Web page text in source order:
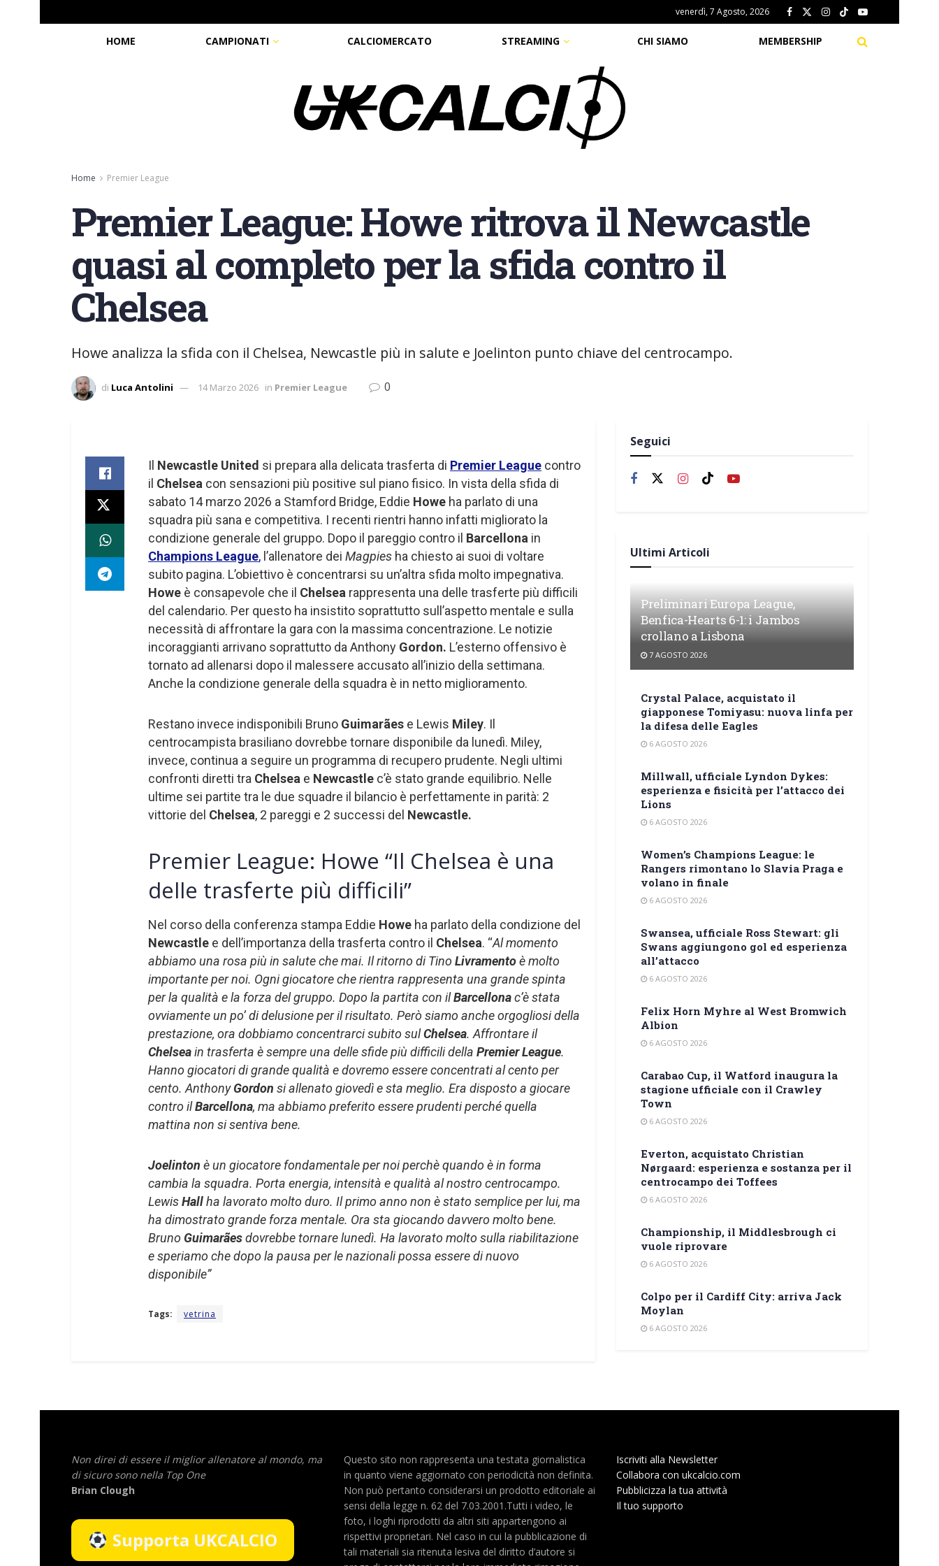
venerdì, 7 Agosto, 2026
HOME CAMPIONATI CALCIOMERCATO STREAMING CHI SIAMO MEMBERSHIP
Home Premier League
Premier League: Howe ritrova il Newcastle
quasi al completo per la sfida contro il
Chelsea
Howe analizza la sfida con il Chelsea, Newcastle più in salute e Joelinton punto chiave del centrocampo.
di Luca Antolini 14 Marzo 2026 in Premier League 0
Il Newcastle United si prepara alla delicata trasferta di Premier League contro
il Chelsea con sensazioni più positive sul piano fisico. In vista della sfida di
sabato 14 marzo 2026 a Stamford Bridge, Eddie Howe ha parlato di una
squadra più sana e competitiva. I recenti rientri hanno infatti migliorato la
condizione generale del gruppo. Dopo il pareggio contro il Barcellona in
Champions League, l’allenatore dei Magpies ha chiesto ai suoi di voltare
subito pagina. L’obiettivo è concentrarsi su un’altra sfida molto impegnativa.
Howe è consapevole che il Chelsea rappresenta una delle trasferte più difficili
del calendario. Per questo ha insistito soprattutto sull’aspetto mentale e sulla
necessità di affrontare la gara con la massima concentrazione. Le notizie
incoraggianti arrivano soprattutto da Anthony Gordon. L’esterno offensivo è
tornato ad allenarsi dopo il malessere accusato all’inizio della settimana.
Anche la condizione generale della squadra è in netto miglioramento.
Restano invece indisponibili Bruno Guimarães e Lewis Miley. Il
centrocampista brasiliano dovrebbe tornare disponibile da lunedì. Miley,
invece, continua a seguire un programma di recupero prudente. Negli ultimi
confronti diretti tra Chelsea e Newcastle c’è stato grande equilibrio. Nelle
ultime sei partite tra le due squadre il bilancio è perfettamente in parità: 2
vittorie del Chelsea, 2 pareggi e 2 successi del Newcastle.
Premier League: Howe “Il Chelsea è una
delle trasferte più difficili”
Nel corso della conferenza stampa Eddie Howe ha parlato della condizione del
Newcastle e dell’importanza della trasferta contro il Chelsea. “Al momento
abbiamo una rosa più in salute che mai. Il ritorno di TinoLivramentoè molto
importante per noi. Ogni giocatore che rientra rappresenta una grande spinta
per la qualità e la forza del gruppo. Dopo la partita con ilBarcellonac’è stata
ovviamente un po’ di delusione per il risultato. Però siamo anche orgogliosi della
prestazione, ora dobbiamo concentrarci subito sulChelsea. Affrontare il
Chelseain trasferta è sempre una delle sfide più difficili della Premier League.
Hanno giocatori di grande qualità e dovremo essere concentrati al cento per
cento. AnthonyGordon si allenato giovedì e sta meglio. Era disposto a giocare
contro ilBarcellona, ma abbiamo preferito essere prudenti perché quella
mattina non si sentiva bene.
Joelinton è un giocatore fondamentale per noi perchè quando è in forma
cambia la squadra. Porta energia, intensità e qualità al nostro centrocampo.
LewisHallha lavorato molto duro. Il primo anno non è stato semplice per lui, ma
ha dimostrato grande forza mentale. Ora sta giocando davvero molto bene.
Bruno Guimarãesdovrebbe tornare lunedì. Ha lavorato molto sulla riabilitazione
e speriamo che dopo la pausa per le nazionali possa essere di nuovo
disponibile”
Tags: vetrina
Seguici
Ultimi Articoli
Preliminari Europa League,
Benfica-Hearts 6-1: i Jambos
crollano a Lisbona
7 AGOSTO 2026
Crystal Palace, acquistato il
giapponese Tomiyasu: nuova linfa per
la difesa delle Eagles
6 AGOSTO 2026
Millwall, ufficiale Lyndon Dykes:
esperienza e fisicità per l’attacco dei
Lions
6 AGOSTO 2026
Women’s Champions League: le
Rangers rimontano lo Slavia Praga e
volano in finale
6 AGOSTO 2026
Swansea, ufficiale Ross Stewart: gli
Swans aggiungono gol ed esperienza
all’attacco
6 AGOSTO 2026
Felix Horn Myhre al West Bromwich
Albion
6 AGOSTO 2026
Carabao Cup, il Watford inaugura la
stagione ufficiale con il Crawley
Town
6 AGOSTO 2026
Everton, acquistato Christian
Nørgaard: esperienza e sostanza per il
centrocampo dei Toffees
6 AGOSTO 2026
Championship, il Middlesbrough ci
vuole riprovare
6 AGOSTO 2026
Colpo per il Cardiff City: arriva Jack
Moylan
6 AGOSTO 2026
Non direi di essere il miglior allenatore al mondo, ma
di sicuro sono nella Top One
Brian Clough
Supporta UKCALCIO
Questo sito non rappresenta una testata giornalistica
in quanto viene aggiornato con periodicità non definita.
Non può pertanto considerarsi un prodotto editoriale ai
sensi della legge n. 62 del 7.03.2001.Tutti i video, le
foto, i loghi riprodotti da altri siti appartengono ai
rispettivi proprietari. Nel caso in cui la pubblicazione di
tali materiali sia ritenuta lesiva del diritto d’autore si
Iscriviti alla Newsletter
Collabora con ukcalcio.com
Pubblicizza la tua attività
Il tuo supporto